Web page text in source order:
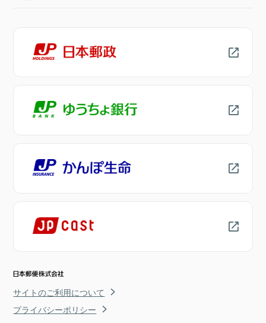
サイトのご利用について
プライバシーポリシー